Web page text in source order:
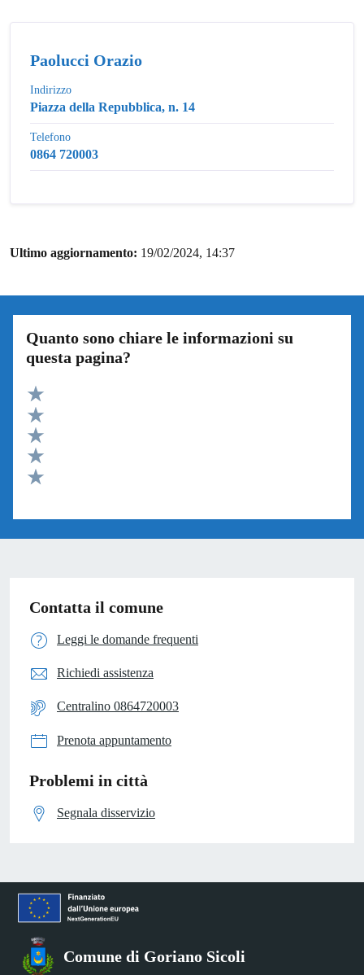
Paolucci Orazio
Indirizzo
Piazza della Repubblica, n. 14
Telefono
0864 720003
Ultimo aggiornamento: 19/02/2024, 14:37
Quanto sono chiare le informazioni su
questa pagina?
Valuta 5 stelle su 5
Valuta 4 stelle su 5
Valuta 3 stelle su 5
Valuta 2 stelle su 5
Contatta il comune
Leggi le domande frequenti
Richiedi assistenza
Centralino 0864720003
Prenota appuntamento
Problemi in città
Segnala disservizio
Comune di Goriano Sicoli